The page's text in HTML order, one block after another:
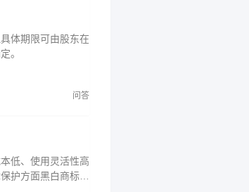
体期限可由股东在
。
问答
低、使用灵活性高
护方面黑白商标更